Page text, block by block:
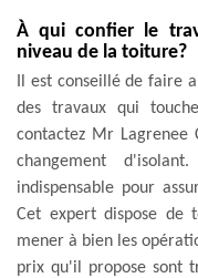
À qui confier le
niveau de la toiture?
Il est conseillé de faire
des travaux qui
contactez Mr Lagrenee
changement
indispensable pour
Cet expert dispose de
mener à bien les
prix qu'il propose sont